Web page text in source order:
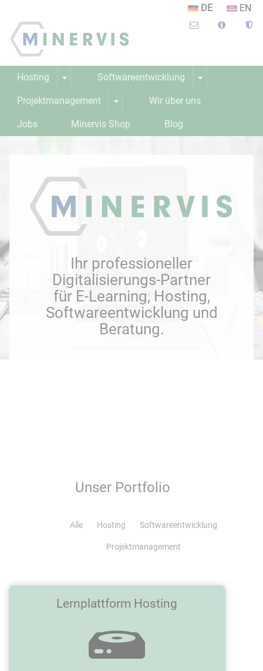
DE EN
Hosting Softwareentwicklung
Projektmanagement Wir über uns
Jobs Minervis Shop Blog
Webinar
Webanwendungen
Seminarverwaltung
Intelligente Suche
Event-DB
Ihr professioneller
Digitalisierungs-Partner
für E-Learning, Hosting,
Softwareentwicklung und
Beratung.
Unser Portfolio
Alle Hosting Softwareentwicklung
Projektmanagement
Lernplattform Hosting